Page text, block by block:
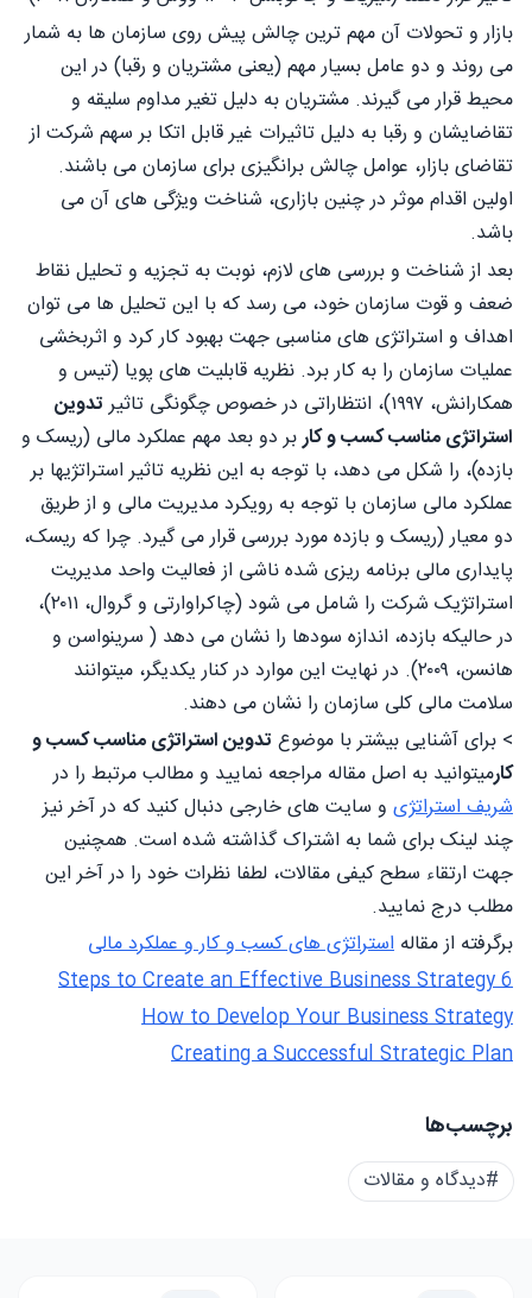
بازار و تحولات آن مهم ترین چالش پیش روی سازمان ها به شمار
می روند و دو عامل بسیار مهم (یعنی مشتریان و رقبا) در این
محیط قرار می گیرند. مشتریان به دلیل تغير مداوم سلیقه و
تقاضایشان و رقبا به دلیل تاثیرات غیر قابل اتکا بر سهم شرکت از
تقاضای بازار، عوامل چالش برانگیزی برای سازمان می باشند.
اولین اقدام موثر در چنین بازاری، شناخت ویژگی های آن می
باشد.
بعد از شناخت و بررسی های لازم، نوبت به تجزیه و تحلیل نقاط
ضعف و قوت سازمان خود، می رسد که با این تحلیل ها می توان
اهداف و استراتژی های مناسبی جهت بهبود کار کرد و اثربخشی
عملیات سازمان را به کار برد. نظریه قابلیت های پویا (تیس و
همکارانش، ۱۹۹۷)، انتظاراتی در خصوص چگونگی تاثیر
تدوین
استراتژی مناسب کسب و کاربر دو بعد مهم عملکرد مالی (ریسک و
بازده)، را شکل می دهد، با توجه به این نظریه تاثیر استراتژیها بر
عملکرد مالی سازمان با توجه به رویکرد مدیریت مالی و از طریق
دو معیار (ریسک و بازده مورد بررسی قرار می گیرد. چرا که ریسک،
پایداری مالی برنامه ریزی شده ناشی از فعالیت واحد مدیریت
استراتژیک شرکت را شامل می شود (چاکراوارتی و گروال، ۲۰۱۱)،
در حالیکه بازده، اندازه سودها را نشان می دهد ( سرینواسن و
هانسن، ۲۰۰۹). در نهایت این موارد در کنار یکدیگر، میتوانند
سلامت مالی کلی سازمان را نشان می دهند.
> برای آشنایی بیشتر با موضوع تدوین استراتژی مناسب کسب و
کارمیتوانید به اصل مقاله مراجعه نمایید و مطالب مرتبط را در
شریف استراتژی و سایت های خارجی دنبال کنید که در آخر نیز
چند لینک برای شما به اشتراک گذاشته شده است. همچنین
جهت ارتقاء سطح کیفی مقالات، لطفا نظرات خود را در آخر این
مطلب درج نمایید.
برگرفته از مقاله استراتژی های کسب و کار و عملکرد مالی
6 Steps to Create an Effective Business Strategy
How to Develop Your Business Strategy
Creating a Successful Strategic Plan
برچسب‌ها
#دیدگاه و مقالات